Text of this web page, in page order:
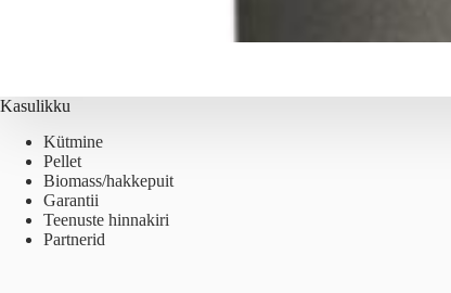
Kasulikku
Kütmine
Pellet
Biomass/hakkepuit
Garantii
Teenuste hinnakiri
Partnerid